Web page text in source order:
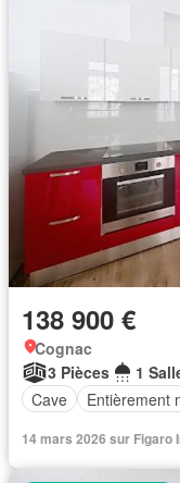
138 900 €
Cognac
3 Pièces
1
Cave
Entièrement
14 mars 2026 sur Figaro